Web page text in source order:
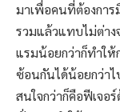
มาเพื่อคนที่ต้องการ
รวมแล้วแทบไม่ต่าง
แรมน้อยกว่าก็ทำใ
ซ้อนกันได้น้อยกว่า
สนใจกว่าก็คือฟีเจอ